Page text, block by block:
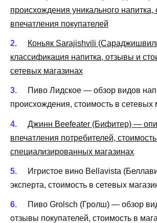
происхождения уникального напитка,
впечатления покупателей
Коньяк Sarajishvili
классификация напитка, отзывы и
сетевых магазинах
Пиво Лидское — обзор видов
происхождения, стоимость в сетевых
Джинн Beefeater (Бифитер) —
впечатления потребителей,
специализированных магазинах
Игристое вино Bellavista
эксперта, стоимость в сетевых
Пиво Grolsch (Гролш) — обзор
отзывы покупателей, стоимость в